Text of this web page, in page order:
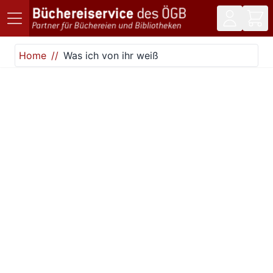
Direkt zum Inhalt
Home
Was ich von ihr weiß